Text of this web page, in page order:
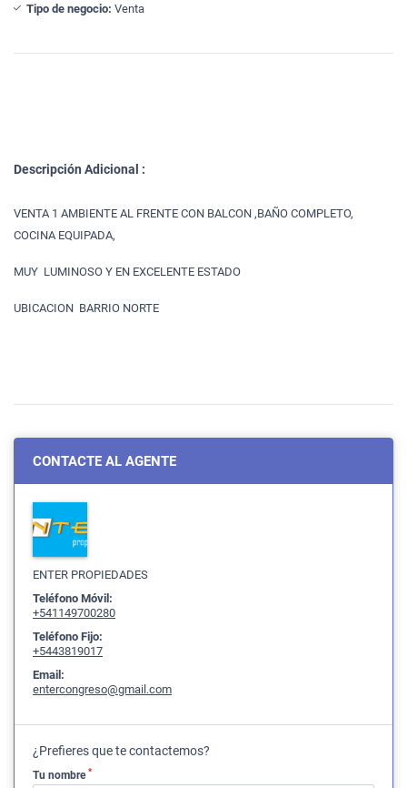
Tipo de negocio: Venta
Descripción Adicional :
VENTA 1 AMBIENTE AL FRENTE CON BALCON ,BAÑO COMPLETO,
COCINA EQUIPADA,
MUY LUMINOSO Y EN EXCELENTE ESTADO
UBICACION BARRIO NORTE
CONTACTE AL AGENTE
ENTER PROPIEDADES
Teléfono Móvil:
+541149700280
Teléfono Fijo:
+5443819017
Email:
entercongreso@gmail.com
¿Prefieres que te contactemos?
Tu nombre *